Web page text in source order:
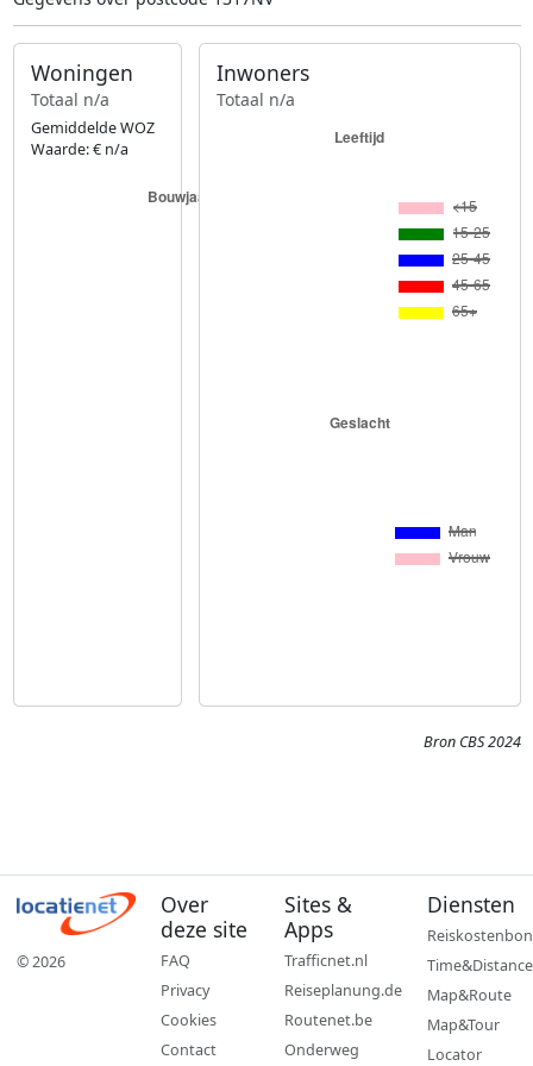
Woningen
Totaal n/a
Gemiddelde WOZ
Waarde: € n/a
Inwoners
Totaal n/a
Bron CBS 2024
© 2026
Over
deze site
FAQ
Privacy
Cookies
Contact
Sites &
Apps
Trafficnet.nl
Reiseplanung.de
Routenet.be
Onderweg
Diensten
Reiskostenbon
Time&Distance
Map&Route
Map&Tour
Locator